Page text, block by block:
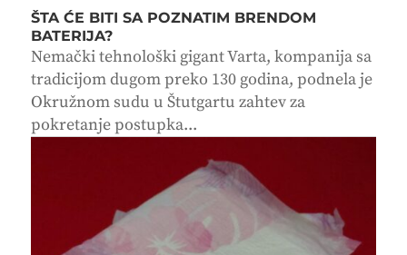
ŠTA ĆE BITI SA POZNATIM BRENDOM
BATERIJA?
Nemački tehnološki gigant Varta, kompanija sa
tradicijom dugom preko 130 godina, podnela je
Okružnom sudu u Štutgartu zahtev za
pokretanje postupka...